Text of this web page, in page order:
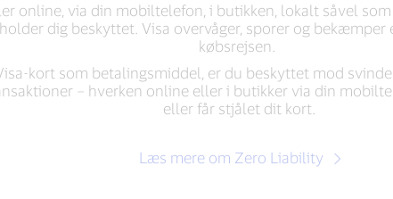
online, via din mobiltelefon, i butikken, lokalt såvel
dig beskyttet. Visa overvåger, sporer og
købsrejsen.
kort som betalingsmiddel, er du beskyttet mod
– hverken online eller i butikker via din
eller får stjålet dit kort.
Læs mere om Zero Liability